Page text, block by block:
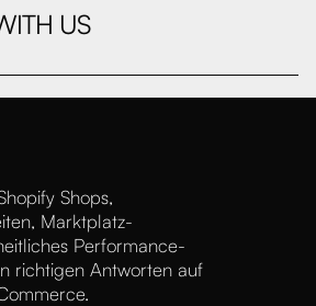
US
Shops,
Marktplatz-
Performance-
richtigen Antworten auf